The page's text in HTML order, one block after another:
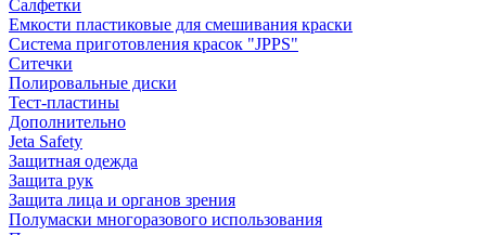
Салфетки
Емкости пластиковые для смешивания краски
Система приготовления красок "JPPS"
Ситечки
Полировальные диски
Тест-пластины
Дополнительно
Jeta Safety
Защитная одежда
Защита рук
Защита лица и органов зрения
Полумаски многоразового использования